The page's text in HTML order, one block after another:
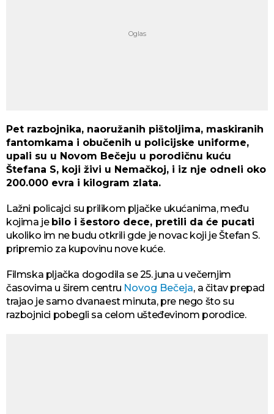
Pet razbojnika, naoružanih pištoljima, maskiranih
fantomkama i obučenih u policijske uniforme,
upali su u Novom Bečeju u porodičnu kuću
Štefana S, koji živi u Nemačkoj, i iz nje odneli oko
200.000 evra i kilogram zlata.
Lažni policajci su prilikom pljačke ukućanima, među
kojima je bilo i šestoro dece, pretili da će pucati
ukoliko im ne budu otkrili gde je novac koji je Štefan S.
pripremio za kupovinu nove kuće.
Filmska pljačka dogodila se 25. juna u večernjim
časovima u širem centru Novog Bečeja, a čitav prepad
trajao je samo dvanaest minuta, pre nego što su
razbojnici pobegli sa celom ušteđevinom porodice.